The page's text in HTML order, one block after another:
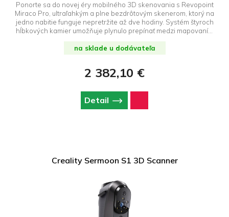
Ponorte sa do novej éry mobilného 3D skenovania s Revopoint
Miraco Pro, ultraľahkým a plne bezdrôtovým skenerom, ktorý na
jedno nabitie funguje nepretržite až dve hodiny. Systém štyroch
hĺbkových kamier umožňuje plynulo prepínať medzi mapovaním
veľkých objektov (0,2 mm), ktoré je k dispozícii v režimoch Single
Shot a Continuous Shot. Výkonný osemjadrový procesor s
pamäte pojmú až 10 000 snímok skenovania bez farby a až 8
2K s nastavením 180° a pokročilé funkcie následného
spracovania vám umožnia pracovať bez počítača.
Fotorealistické farby zabezpečuje 48MP kamera RGB, zatiaľ čo
na sklade u dodávateľa
2 382,10 €
Detail
Creality Sermoon S1 3D Scanner